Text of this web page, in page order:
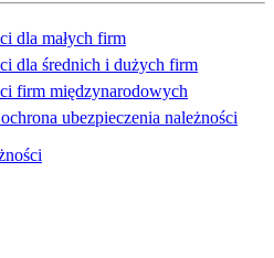
dla małych firm
dla średnich i dużych firm
firm międzynarodowych
ubezpieczenia należności